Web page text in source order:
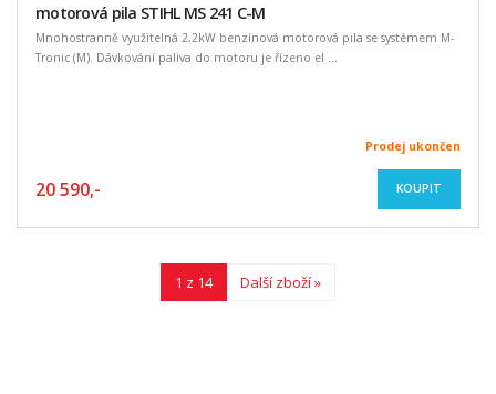
motorová pila STIHL MS 241 C-M
Mnohostranně využitelná 2,2kW benzínová motorová pila se systémem M-
Tronic (M). Dávkování paliva do motoru je řízeno el ...
Prodej ukončen
20 590,- KOUPIT
1 z 14 Další zboží »